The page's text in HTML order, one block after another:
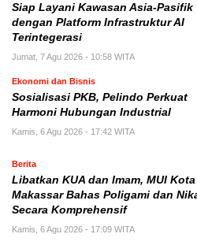
Siap Layani Kawasan Asia-Pasifik
dengan Platform Infrastruktur AI
Terintegerasi
Jumat, 7 Agu 2026 - 10:58 WITA
Ekonomi dan Bisnis
Sosialisasi PKB, Pelindo Perkuat
Harmoni Hubungan Industrial
Kamis, 6 Agu 2026 - 17:42 WITA
Berita
Libatkan KUA dan Imam, MUI Kota
Makassar Bahas Poligami dan
Secara Komprehensif
Kamis, 6 Agu 2026 - 17:09 WITA